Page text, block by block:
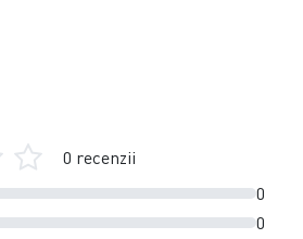
0
0
0 recenzii